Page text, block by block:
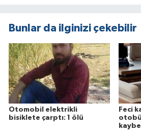
Bunlar da ilginizi çekebilir
Otomobil elektrikli
bisiklete çarptı: 1 ölü
Feci